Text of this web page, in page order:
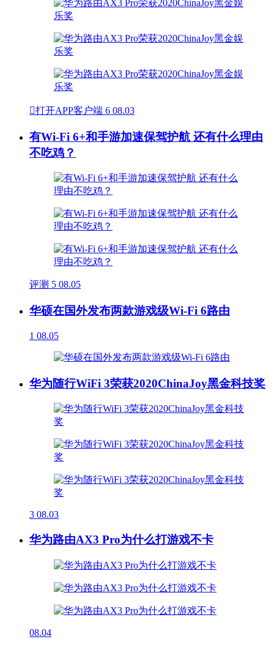
打开APP客户端 6 08.03
有Wi-Fi 6+和手游加速保驾护航 还有什么理由
不吃鸡？
评测 5 08.05
华硕在国外发布两款游戏级Wi-Fi 6路由
1 08.05
华为随行WiFi 3荣获2020ChinaJoy黑金科技奖
3 08.03
华为路由AX3 Pro为什么打游戏不卡
08.04